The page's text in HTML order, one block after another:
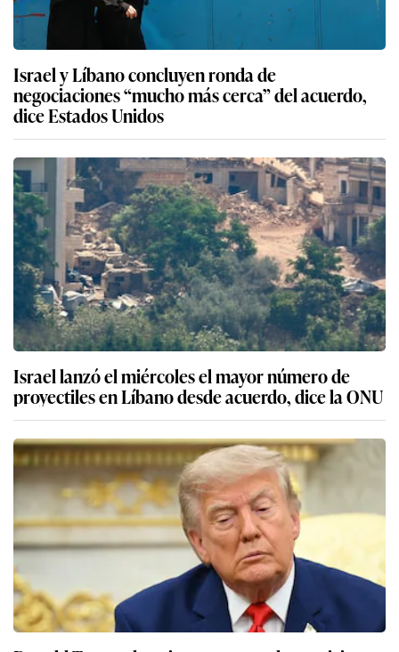
Israel y Líbano concluyen ronda de
negociaciones “mucho más cerca” del acuerdo,
dice Estados Unidos
Israel lanzó el miércoles el mayor número de
proyectiles en Líbano desde acuerdo, dice la ONU